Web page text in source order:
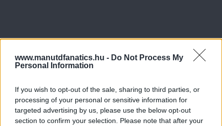
www.manutdfanatics.hu - Do Not Process My
Personal Information
If you wish to opt-out of the sale, sharing to third parties, or
processing of your personal or sensitive information for
targeted advertising by us, please use the below opt-out
section to confirm your selection. Please note that after your